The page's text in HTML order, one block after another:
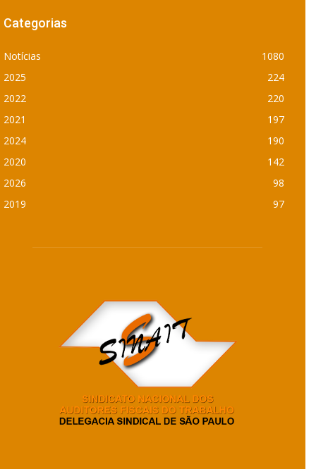
Categorias
Notícias
1080
2025
224
2022
220
2021
197
2024
190
2020
142
2026
98
2019
97